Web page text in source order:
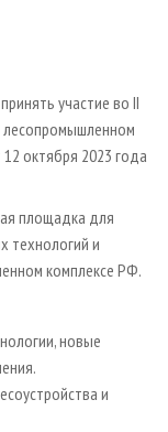
участие во II
октября 2023 года
площадка для
технологий и
комплексе РФ.
новые
и